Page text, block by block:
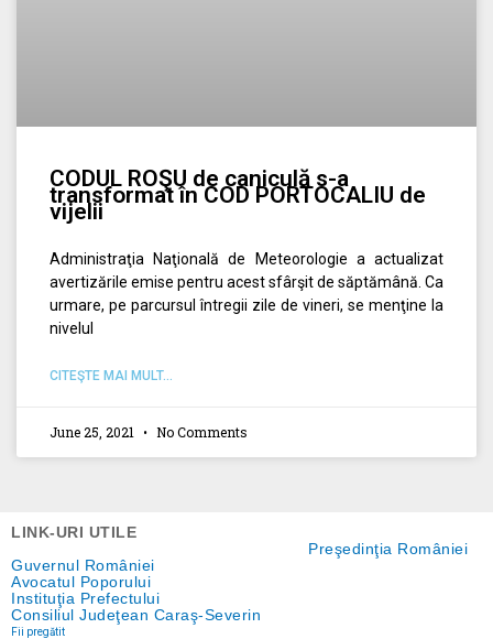
CODUL ROŞU de caniculă s-a
transformat în COD PORTOCALIU de
vijelii
Administraţia Naţională de Meteorologie a actualizat
avertizările emise pentru acest sfârşit de săptămână. Ca
urmare, pe parcursul întregii zile de vineri, se menţine la
nivelul
CITEŞTE MAI MULT...
June 25, 2021 No Comments
LINK-URI UTILE
Preşedinţia României
Guvernul României
Avocatul Poporului
Instituţia Prefectului
Consiliul Judeţean Caraş-Severin
Fii pregătit